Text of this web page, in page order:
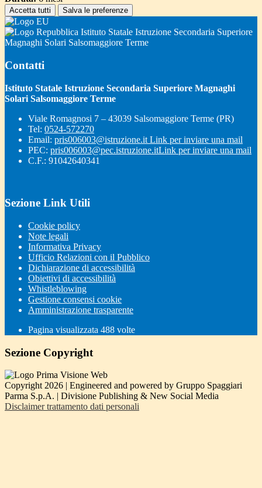
Accetta tutti Salva le preferenze
Istituto Statale Istruzione Secondaria Superiore
Magnaghi Solari Salsomaggiore Terme
Contatti
Istituto Statale Istruzione Secondaria Superiore Magnaghi
Solari Salsomaggiore Terme
Viale Romagnosi 7 – 43039 Salsomaggiore Terme (PR)
Tel: 0524-572270
Email: pris006003@istruzione.it Link per inviare una mail
PEC: pris006003@pec.istruzione.itLink per inviare una mail
C.F.: 91042640341
Sezione Link Utili
Cookie policy
Note legali
Informativa Privacy
Ufficio Relazioni con il Pubblico
Dichiarazione di accessibilità
Obiettivi di accessibilità
Whistleblowing
Gestione consensi cookie
Amministrazione trasparente
Pagina visualizzata 488 volte
Sezione Copyright
Copyright 2026 | Engineered and powered by Gruppo Spaggiari
Parma S.p.A. | Divisione Publishing & New Social Media
Disclaimer trattamento dati personali